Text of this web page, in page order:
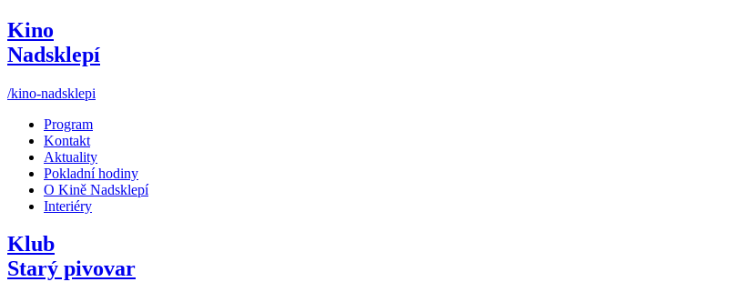
Kino
Nadsklepí
/kino-nadsklepi
Program
Kontakt
Aktuality
Pokladní hodiny
O Kině Nadsklepí
Interiéry
Klub
Starý pivovar